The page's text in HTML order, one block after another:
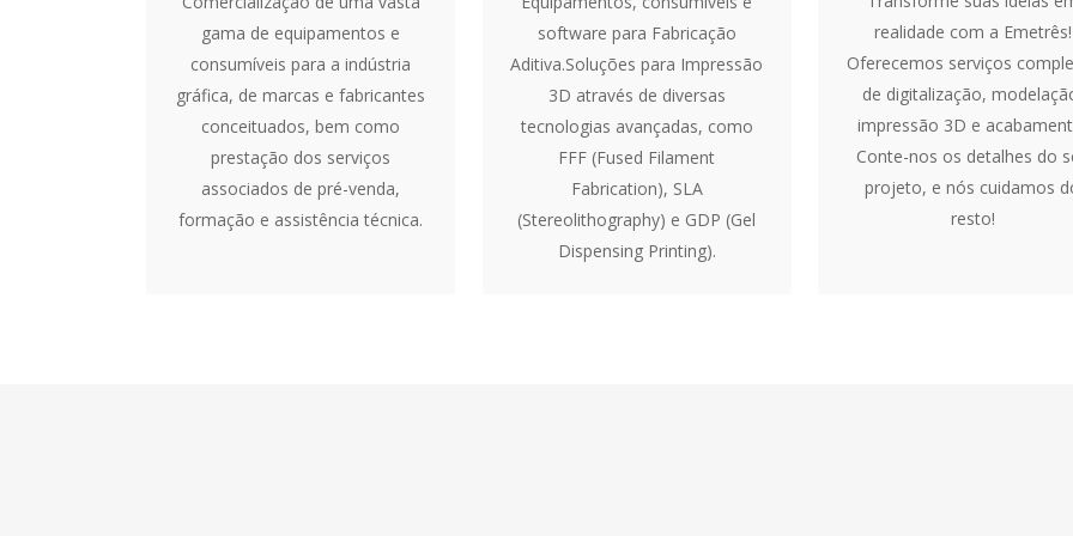
gama de equipamentos e
consumíveis para a indústria
gráfica, de marcas e fabricantes
conceituados, bem como
prestação dos serviços
associados de pré-venda,
formação e assistência técnica.
software para Fabricação
Aditiva.Soluções para Impressão
3D através de diversas
tecnologias avançadas, como
FFF (Fused Filament
Fabrication), SLA
(Stereolithography) e GDP (Gel
Dispensing Printing).
realidade com a Emetrês!
Oferecemos serviços
de digitalização,
impressão 3D e
Conte-nos os detalhes do
projeto, e nós cuidamos
resto!